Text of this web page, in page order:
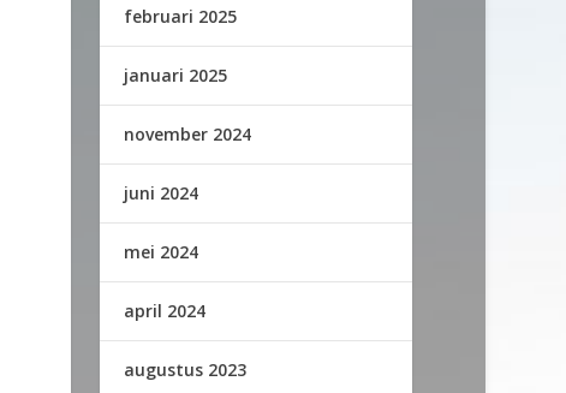
februari 2025
januari 2025
november 2024
juni 2024
mei 2024
april 2024
augustus 2023